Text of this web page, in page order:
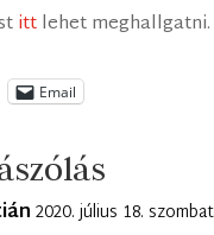
ittlehet meghallgatni.
Email
2020. július 18.